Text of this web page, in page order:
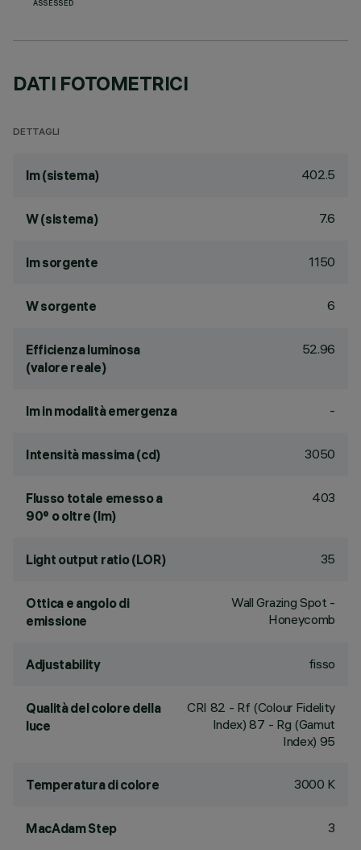
ASSESSED
DATI FOTOMETRICI
DETTAGLI
lm (sistema) 402.5
W (sistema) 7.6
lm sorgente 1150
W sorgente 6
Efficienza luminosa
(valore reale)
52.96
lm in modalità emergenza -
Intensità massima (cd) 3050
Flusso totale emesso a
90° o oltre (lm)
403
Light output ratio (LOR) 35
Ottica e angolo di
emissione
Wall Grazing Spot -
Honeycomb
Adjustability fisso
Qualità del colore della
luce
CRI 82 - Rf (Colour Fidelity
Index) 87 - Rg (Gamut
Index) 95
Temperatura di colore 3000 K
MacAdam Step 3